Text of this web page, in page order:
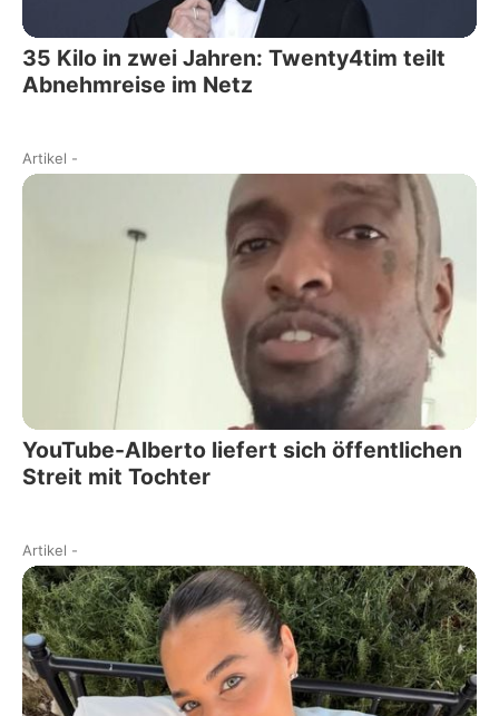
35 Kilo in zwei Jahren: Twenty4tim teilt
Abnehmreise im Netz
Artikel -
YouTube-Alberto liefert sich öffentlichen
Streit mit Tochter
Artikel -